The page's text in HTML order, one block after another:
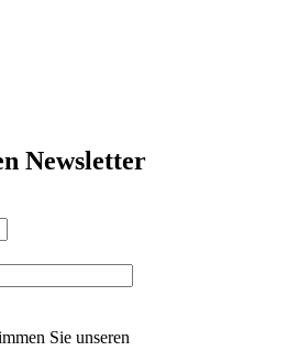
Newsletter
Sie unseren